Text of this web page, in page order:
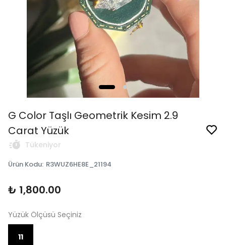
G Color Taşlı Geometrik Kesim 2.9
Carat Yüzük
Tükeniyor
Ürün Kodu: R3WUZ6HE8E_21194
₺ 1,800.00
Yüzük Ölçüsü Seçiniz
11